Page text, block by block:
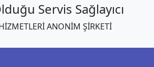
Servis Sağlayıcı
ANONİM ŞİRKETİ